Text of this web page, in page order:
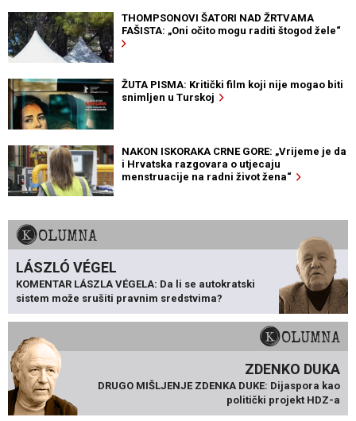
THOMPSONOVI ŠATORI NAD ŽRTVAMA
FAŠISTA: „Oni očito mogu raditi štogod žele“
ŽUTA PISMA: Kritički film koji nije mogao biti
snimljen u Turskoj
NAKON ISKORAKA CRNE GORE: „Vrijeme je da
i Hrvatska razgovara o utjecaju
menstruacije na radni život žena“
KOLUMNA
LÁSZLÓ VÉGEL
KOMENTAR LÁSZLA VÉGELA: Da li se autokratski
sistem može srušiti pravnim sredstvima?
KOLUMNA
ZDENKO DUKA
DRUGO MIŠLJENJE ZDENKA DUKE: Dijaspora kao
politički projekt HDZ-a